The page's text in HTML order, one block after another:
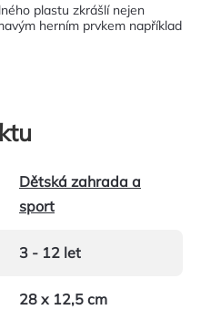
plastu zkrášlí nejen
herním prvkem například
Dětská zahrada a
sport
3 - 12 let
28 x 12,5 cm